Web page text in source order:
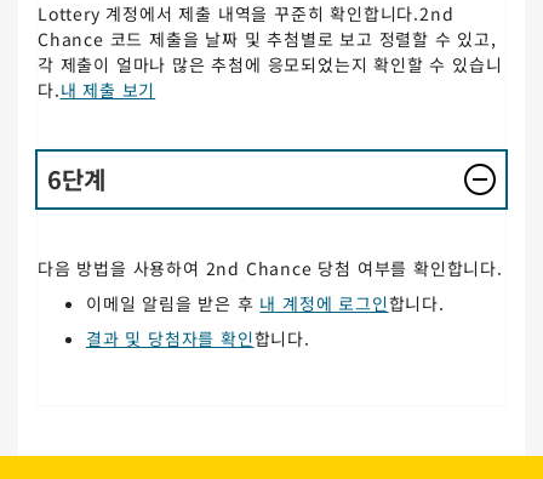
Lottery 계정에서 제출 내역을 꾸준히 확인합니다.2nd
Chance 코드 제출을 날짜 및 추첨별로 보고 정렬할 수 있고,
각 제출이 얼마나 많은 추첨에 응모되었는지 확인할 수 있습니
다.내 제출 보기
6단계
다음 방법을 사용하여 2nd Chance 당첨 여부를 확인합니다.
이메일 알림을 받은 후 내 계정에 로그인합니다.
결과 및 당첨자를 확인합니다.